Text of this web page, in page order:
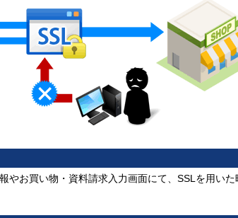
やお買い物・資料請求入力画面にて、SSLを用いた